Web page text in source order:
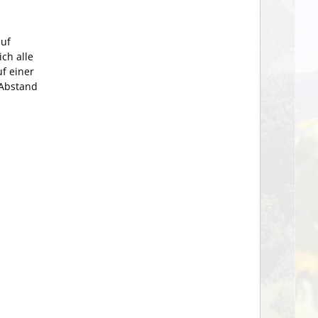
alle
einer